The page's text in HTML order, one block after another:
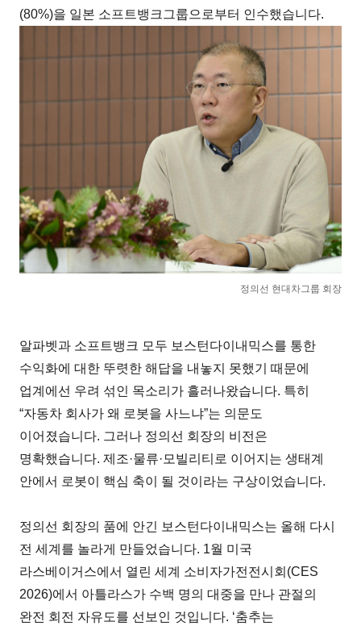
(80%)을 일본 소프트뱅크그룹으로부터 인수했습니다.
정의선 현대차그룹 회장
알파벳과 소프트뱅크 모두 보스턴다이내믹스를 통한
수익화에 대한 뚜렷한 해답을 내놓지 못했기 때문에
업계에선 우려 섞인 목소리가 흘러나왔습니다. 특히
“자동차 회사가 왜 로봇을 사느냐”는 의문도
이어졌습니다. 그러나 정의선 회장의 비전은
명확했습니다. 제조·물류·모빌리티로 이어지는 생태계
안에서 로봇이 핵심 축이 될 것이라는 구상이었습니다.
정의선 회장의 품에 안긴 보스턴다이내믹스는 올해 다시
전 세계를 놀라게 만들었습니다. 1월 미국
라스베이거스에서 열린 세계 소비자가전전시회(CES
2026)에서 아틀라스가 수백 명의 대중을 만나 관절의
완전 회전 자유도를 선보인 것입니다. ‘춤추는